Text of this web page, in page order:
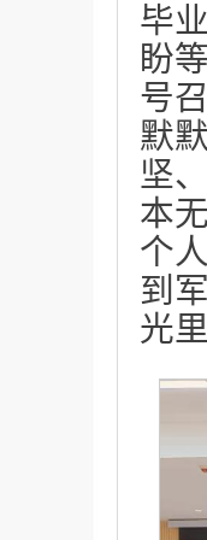
毕
盼
号
默
坚
本
个
到
光